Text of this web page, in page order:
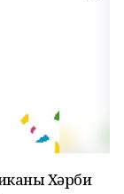
Хәрби